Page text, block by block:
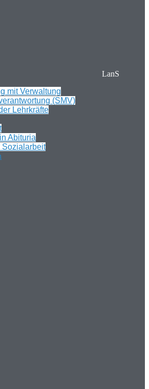
LanS
mit Verwaltung
(SMV)
Lehrkräfte
Abituria
Sozialarbeit